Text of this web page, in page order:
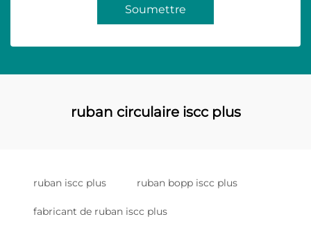
Soumettre
ruban circulaire iscc plus
ruban iscc plus ruban bopp iscc plus
fabricant de ruban iscc plus